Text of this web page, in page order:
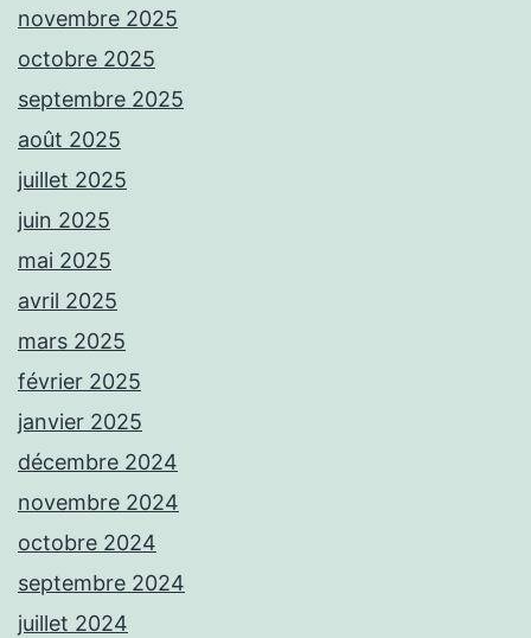
novembre 2025
octobre 2025
septembre 2025
août 2025
juillet 2025
juin 2025
mai 2025
avril 2025
mars 2025
février 2025
janvier 2025
décembre 2024
novembre 2024
octobre 2024
septembre 2024
juillet 2024